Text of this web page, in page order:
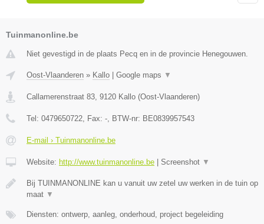
Tuinmanonline.be
Niet gevestigd in de plaats Pecq en in de provincie Henegouwen.
Oost-Vlaanderen » Kallo Google maps ▼
Callamerenstraat 83 9120 Kallo (Oost-Vlaanderen)
Tel: 0479650722 , Fax: - , BTW-nr: BE0839957543
E-mail › Tuinmanonline.be
Website: http://www.tuinmanonline.be Screenshot ▼
Bij TUINMANONLINE kan u vanuit uw zetel uw werken in de tuin op
maat ▼
Diensten: ontwerp, aanleg, onderhoud, project begeleiding